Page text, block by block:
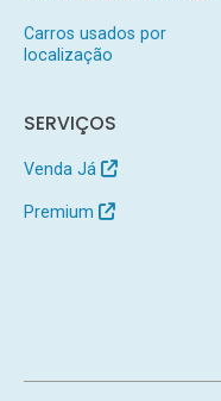
Carros usados por
localização
SERVIÇOS
Venda Já
Premium